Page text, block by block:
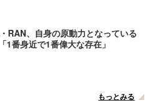
RAN、自身の原動力となっている
1番身近で1番偉大な存在」
もっとみる